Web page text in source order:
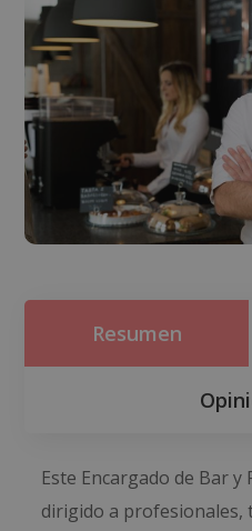
Resumen
Este Encargado de Bar
dirigido a profesionales,